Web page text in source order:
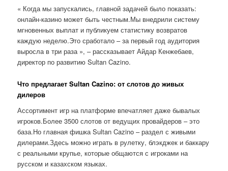
« Когда мы запускались, главной задачей было показать:
онлайн-казино может быть честным.Мы внедрили систему
мгновенных выплат и публикуем статистику возвратов
каждую неделю.Это сработало – за первый год аудитория
выросла в три раза », – рассказывает Айдар Кенжебаев,
директор по развитию Sultan Cazino.
Что предлагает Sultan Cazino: от слотов до живых
дилеров
Ассортимент игр на платформе впечатляет даже бывалых
игроков.Более 3500 слотов от ведущих провайдеров – это
база.Но главная фишка Sultan Cazino – раздел с живыми
дилерами.Здесь можно играть в рулетку, блэкджек и баккару
с реальными крупье, которые общаются с игроками на
русском и казахском языках.